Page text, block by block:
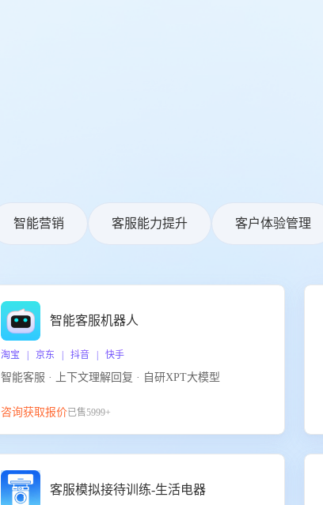
智能营销 客服能力提升 客户体验管理
智能客服机器人
淘宝 | 京东 | 抖音 | 快手
智能客服 · 上下文理解回复 · 自研XPT大模型
咨询获取报价已售5999+
客服模拟接待训练-生活电器